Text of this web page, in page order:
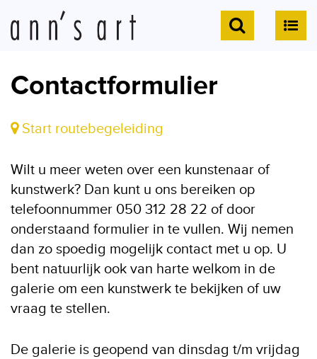
Contactformulier
Start routebegeleiding
Wilt u meer weten over een kunstenaar of
kunstwerk? Dan kunt u ons bereiken op
telefoonnummer 050 312 28 22 of door
onderstaand formulier in te vullen. Wij nemen
dan zo spoedig mogelijk contact met u op. U
bent natuurlijk ook van harte welkom in de
galerie om een kunstwerk te bekijken of uw
vraag te stellen.
De galerie is geopend van dinsdag t/m vrijdag